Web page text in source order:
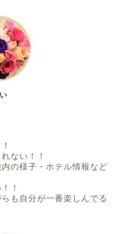
ない！！
の様子・ホテル情報など
！
も自分が一番楽しんでる